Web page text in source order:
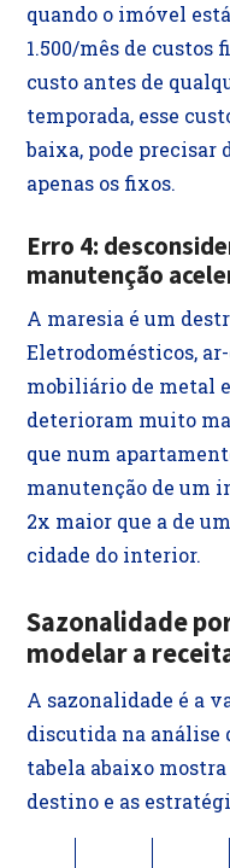
quando o imóvel
1.500/mês de custos
custo antes de
temporada, esse
baixa, pode precisar
apenas os fixos.
Erro 4:
manutenção
A maresia é um
Eletrodomésticos,
mobiliário de metal
deterioram muito
que num
manutenção de um
2x maior que a de
cidade do interior.
Sazonalidade
modelar a
A sazonalidade é a
discutida na análise
tabela abaixo
destino e as